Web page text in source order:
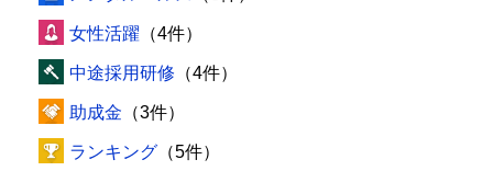
女性活躍 （4件）
中途採用研修 （4件）
助成金 （3件）
ランキング （5件）